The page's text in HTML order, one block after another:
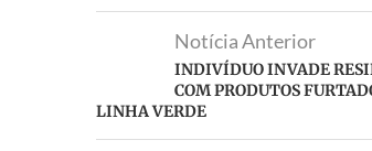
Notícia Anterior
INDIVÍDUO INVADE
COM PRODUTOS
LINHA VERDE